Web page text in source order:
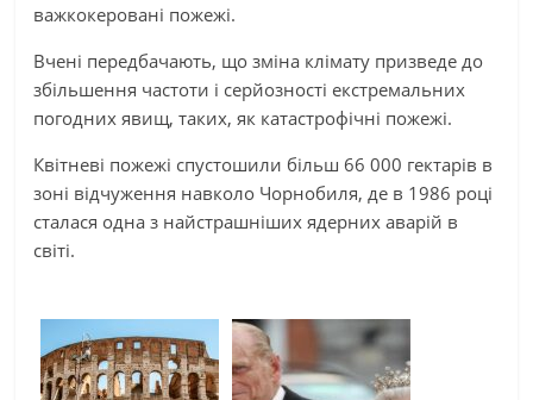
важкокеровані пожежі.
Вчені передбачають, що зміна клімату призведе до
збільшення частоти і серйозності екстремальних
погодних явищ, таких, як катастрофічні пожежі.
Квітневі пожежі спустошили більш 66 000 гектарів в
зоні відчуження навколо Чорнобиля, де в 1986 році
сталася одна з найстрашніших ядерних аварій в
світі.